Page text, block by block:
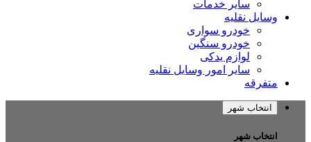
سایر خدمات
وسایل نقلیه
خودرو سواری
خودرو سنگین
لوازم یدکی
سایر امور وسایل نقلیه
متفرقه
انتخاب شهر
انتخاب شهر